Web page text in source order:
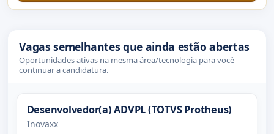
Vagas semelhantes que ainda estão abertas
Oportunidades ativas na mesma área/tecnologia para você
continuar a candidatura.
Desenvolvedor(a) ADVPL (TOTVS Protheus)
Inovaxx